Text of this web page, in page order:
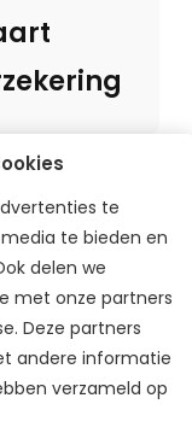
te
te bieden en
delen we
met onze partners
Deze partners
andere informatie
verzameld op